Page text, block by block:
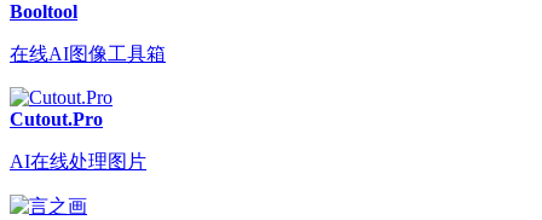
Booltool
在线AI图像工具箱
Cutout.Pro
AI在线处理图片